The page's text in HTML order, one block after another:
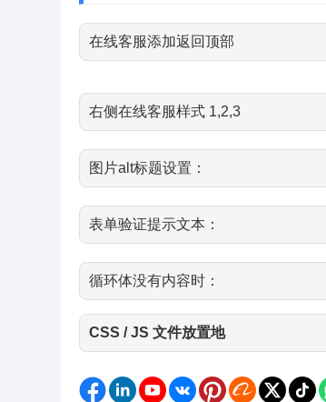
在线客服添加返回顶部
右侧在线客服样式 1,2,3
图片alt标题设置：
表单验证提示文本：
循环体没有内容时：
CSS / JS 文件放置地